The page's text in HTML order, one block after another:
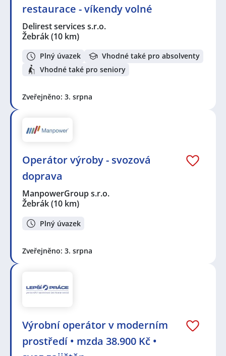
restaurace - víkendy volné
Delirest services s.r.o.
Žebrák(10 km)
Plný úvazek
Vhodné také pro absolventy
Vhodné také pro seniory
Zveřejněno: 3. srpna
Operátor výroby - svozová
doprava
ManpowerGroup s.r.o.
Žebrák(10 km)
Plný úvazek
Zveřejněno: 3. srpna
Výrobní operátor v moderním
prostředí • mzda 38.900 Kč •